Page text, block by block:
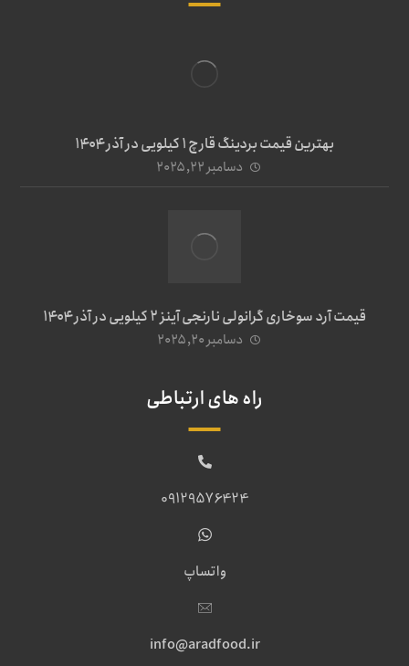
بهترین قیمت بردینگ قارچ 1 کیلویی در آذر ۱۴۰۴
دسامبر ۲۲, ۲۰۲۵
قیمت آرد سوخاری گرانولی نارنجی آینز ۲ کیلویی در آذر ۱۴۰۴
دسامبر ۲۰, ۲۰۲۵
راه های ارتباطی
09129576424
واتساپ
info@aradfood.ir